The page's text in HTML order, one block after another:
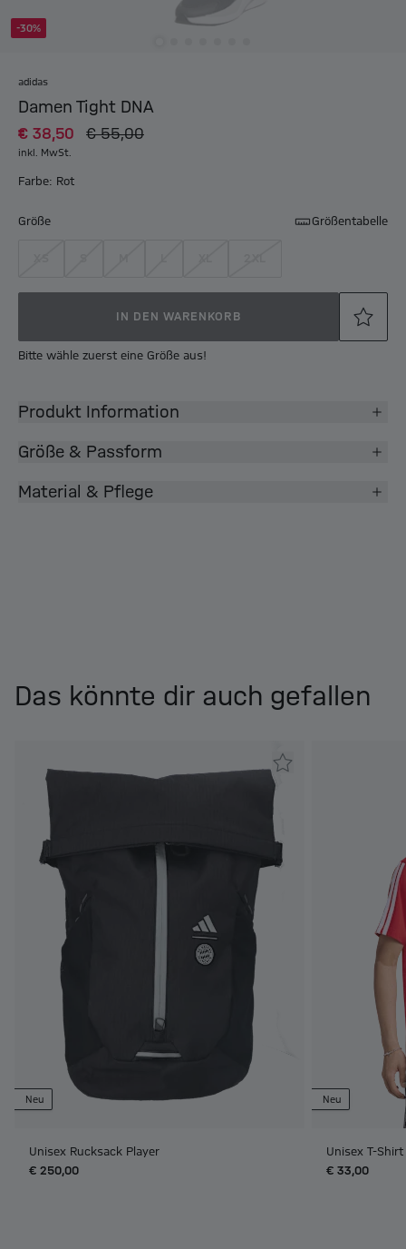
-30%
adidas
Damen Tight DNA
€ 38,50 € 55,00
inkl. MwSt.
Farbe: Rot
Größe Größentabelle
IN DEN WARENKORB
Bitte wähle zuerst eine Größe aus!
Produkt Information
Größe & Passform
Material & Pflege
Das könnte dir auch gefallen
Neu
Unisex Rucksack Player
€ 250,00
Neu
Unisex T-Shirt
€ 33,00